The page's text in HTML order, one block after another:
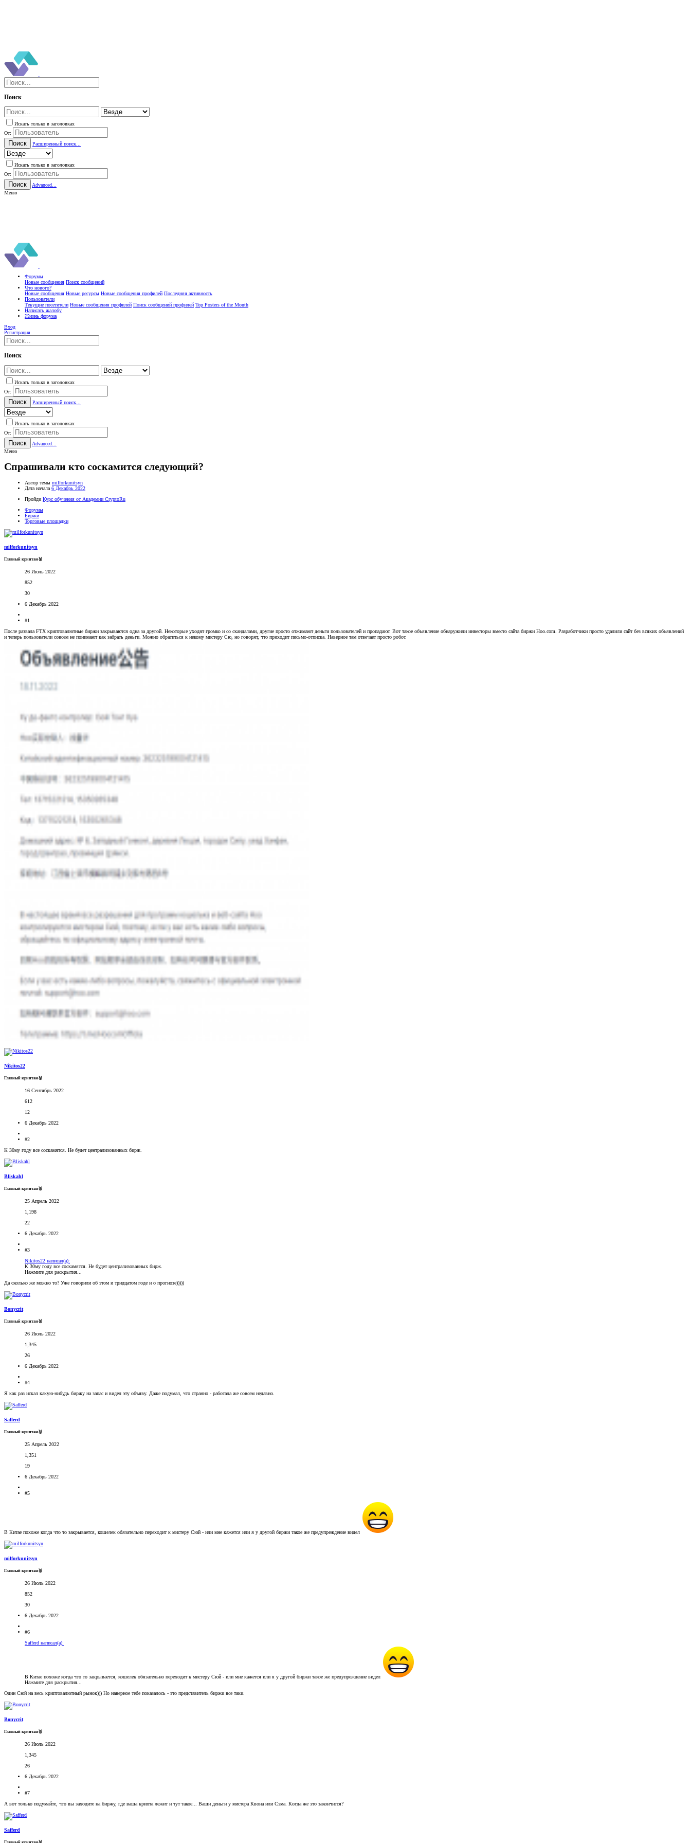
Поиск
Искать только в заголовках
От:
Поиск Расширенный поиск...
Искать только в заголовках
От:
Поиск
Advanced...
Меню
Форумы
Новые сообщения Поиск сообщений
Что нового?
Новые сообщения Новые ресурсы Новые сообщения профилей Последняя активность
Пользователи
Текущие посетители Новые сообщения профилей Поиск сообщений профилей Top Posters of the Month
Написать жалобу
Жизнь форума
Вход
Регистрация
Поиск
Искать только в заголовках
От:
Поиск Расширенный поиск...
Искать только в заголовках
От:
Поиск
Advanced...
Меню
Спрашивали кто соскамится следующий?
Автор темы milforkunitsyn
Дата начала 6 Декабрь 2022
Пройди Курс обучения от Академии CryptoRu
Форумы
Биржи
Торговые площадки
milforkunitsyn
Главный криптан🥉
26 Июль 2022
852
30
6 Декабрь 2022
#1
После развала FTX криптовалютные биржи закрываются одна за другой. Некоторые уходят громко и со скандалами, другие просто отжимают деньги пользователей и пропадают. Вот такое объявление обнаружили инвесторы вместо сайта биржи Hoo.com. Разработчики просто удалили сайт без всяких объявлений
и теперь пользователи совсем не понимают как забрать деньги. Можно обратиться к некому мистеру Сю, но говорят, что приходит письмо-отписка. Наверное там отвечает просто робот.
Nikitos22
Главный криптан🥉
16 Сентябрь 2022
612
12
6 Декабрь 2022
#2
К 30му году все соскамятся. Не будет централизованных бирж.
Bliskahl
Главный криптан🥈
25 Апрель 2022
1,198
22
6 Декабрь 2022
#3
Nikitos22 написал(а):
К 30му году все соскамятся. Не будет централизованных бирж.
Нажмите для раскрытия...
Да сколько же можно то? Уже говорили об этом и тридцатом годе и о прогнозе)))))
Bonycrit
Главный криптан🥇
26 Июль 2022
1,345
26
6 Декабрь 2022
#4
Я как раз искал какую-нибудь биржу на запас и видел эту объяву. Даже подумал, что странно - работала же совсем недавно.
Safferd
Главный криптан🥇
25 Апрель 2022
1,351
19
6 Декабрь 2022
#5
В Китае похоже когда что то закрывается, кошелек обязательно переходит к мистеру Сюй - или мне кажется или я у другой биржи такое же предупреждение видел
milforkunitsyn
Главный криптан🥉
26 Июль 2022
852
30
6 Декабрь 2022
#6
Safferd написал(а):
В Китае похоже когда что то закрывается, кошелек обязательно переходит к мистеру Сюй - или мне кажется или я у другой биржи такое же предупреждение видел
Нажмите для раскрытия...
Один Сюй на весь криптовалютный рынок))) Но наверное тебе показалось - это представитель биржи все таки.
Bonycrit
Главный криптан🥇
26 Июль 2022
1,345
26
6 Декабрь 2022
#7
А вот только подумайте, что вы заходите на биржу, где ваша крипта лежит и тут такое... Ваши деньги у мистера Квона или Сэма. Когда же это закончится?
Safferd